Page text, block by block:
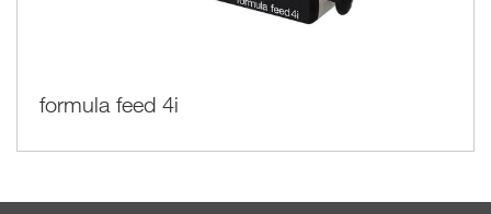
formula feed 4i